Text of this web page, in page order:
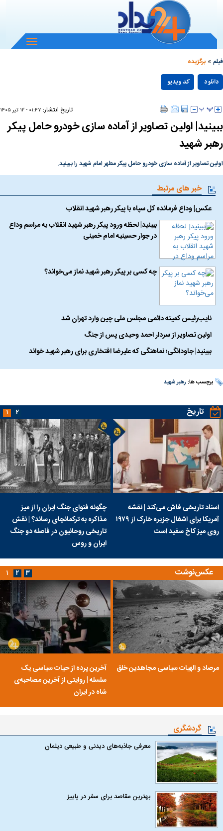
باز
و
فیلم » برگزیده
کد ویدیو دانلود
تاریخ انتشار: ۰۱:۴۷ - ۱۲ تير ۱۴۰۵
ببینید| اولین تصاویر از آماده سازی خودرو حامل پیکر
رهبر شهید
اولین تصاویر از آماده سازی خودرو حامل پیکر مطهر امام شهید را ببینید.
خبر های مرتبط
عکس| وداع فرمانده کل سپاه با پیکر رهبر شهید انقلاب
ببینید| لحظه ورود پیکر رهبر شهید انقلاب به مراسم وداع
در جوار حسینیه امام خمینی
چه کسی بر پیکر رهبر شهید نماز می‌خواند؟
نایب‌رئیس کمیته دائمی مجلس ملی چین وارد تهران شد
اولین تصاویر از سردار احمد وحیدی پس از جنگ
ببینید| جاودانگی؛ نماهنگی که علیرضا افتخاری برای رهبر شهید خواند
برچسب ها: رهبر شهید
تاریخ
اسناد تاریخی فاش می‌کند | نقشه
آمریکا برای اشغال جزیره خارک از ۱۹۷۹
روی میز کاخ سفید است
چگونه فتوای جنگ ایران را از میز
مذاکره به ترکمانچای رساند؟ | نقش
تاریخی روحانیون در فاصله دو جنگ
ایران و روس
۱ ۲
عکس‌نوشت
مرصاد و الهیات سیاسی مجاهدین خلق
آخرین پرده از حیات سیاسی یک
سلسله | روایتی از آخرین مصاحبه‌ی
شاه در ایران
۱ ۲ ۳
گردشگری
معرفی جاذبه‌های دیدنی و طبیعی دیلمان
بهترین مقاصد برای سفر در پاییز